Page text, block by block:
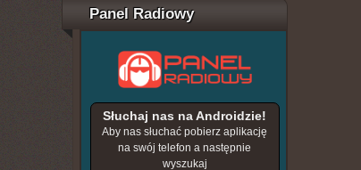
Panel Radiowy
Słuchaj nas na Androidzie!
Aby nas słuchać pobierz aplikację
na swój telefon a następnie
wyszukaj